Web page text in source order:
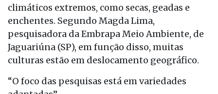
climáticos extremos, como secas, geadas e
enchentes. Segundo Magda Lima,
pesquisadora da Embrapa Meio Ambiente, de
Jaguariúna (SP), em função disso, muitas
culturas estão em deslocamento geográfico.
“O foco das pesquisas está em variedades